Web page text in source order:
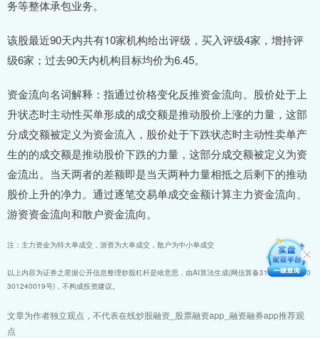
务等整体承包业务。
该股最近90天内共有10家机构给出评级，买入评级4家，增持评
级6家；过去90天内机构目标均价为6.45。
资金流向名词解释：指通过价格变化反推资金流向。股价处于上
升状态时主动性买单形成的成交额是推动股价上涨的力量，这部
分成交额被定义为资金流入，股价处于下跌状态时主动性卖单产
生的的成交额是推动股价下跌的力量，这部分成交额被定义为资
金流出。当天两者的差额即是当天两种力量相抵之后剩下的推动
股价上升的净力。通过逐笔交易单成交金额计算主力资金流向、
游资资金流向和散户资金流向。
注：主力资金为特大单成交，游资为大单成交，散户为中小单成交
以上内容为证券之星据公开信息整理炒股杠杆是啥意思，由AI算法生成(网信算备310104345710
301240019号)，不构成投资建议。
文章为作者独立观点，不代表在线炒股融资_股票融资app_融资融券app推荐观
点